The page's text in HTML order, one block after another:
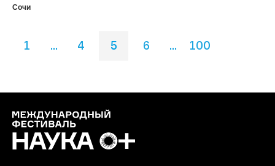
Сочи
1 ... 4 5 6 ... 100